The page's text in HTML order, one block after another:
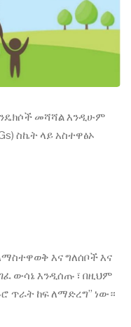
መሻሻል እንዲሁም
ስኬት ላይ አስተዋፅኦ
እና ግለሰቦች እና
ውሳኔ እንዲሰጡ ፣ በዚህም
ጥራት ከፍ ለማድረግ” ነው።